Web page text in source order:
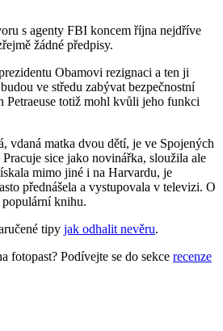
s agenty FBI koncem října nejdříve
žádné předpisy.
Obamovi rezignaci a ten ji
ve středu zabývat bezpečnostní
totiž mohl kvůli jeho funkci
vdaná matka dvou dětí, je ve Spojených
sice jako novinářka, sloužila ale
mimo jiné i na Harvardu, je
přednášela a vystupovala v televizi. O
populární knihu.
tipy jak odhalit nevěru.
fotopast? Podívejte se do sekce recenze